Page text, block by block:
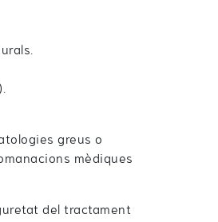
greus o
mèdiques
del tractament